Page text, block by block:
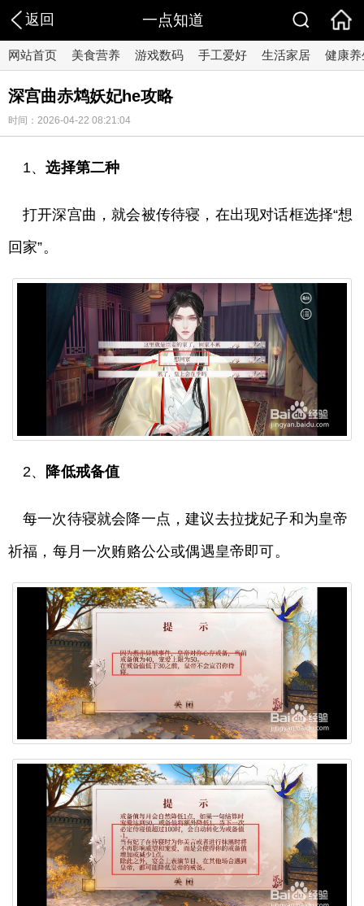
返回 一点知道
网站首页 美食营养 游戏数码 手工爱好 生活家居 健康养
深宫曲赤鸩妖妃he攻略
时间：2026-04-22 08:21:04
1、选择第二种
打开深宫曲，就会被传待寝，在出现对话框选择“想
回家”。
2、 降低戒备值
每一次待寝就会降一点，建议去拉拢妃子和为皇帝
祈福，每月一次贿赂公公或偶遇皇帝即可。